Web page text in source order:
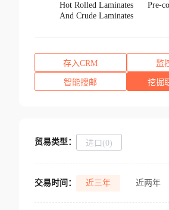
Hot Rolled Laminates
Pre-
And Crude Laminates
存入CRM 监
智能搜邮 挖掘
贸易类型： 进口(0)
交易时间： 近三年 近两年